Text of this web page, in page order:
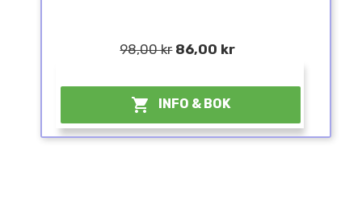
98,00 kr 86,00 kr
 INFO & BOK